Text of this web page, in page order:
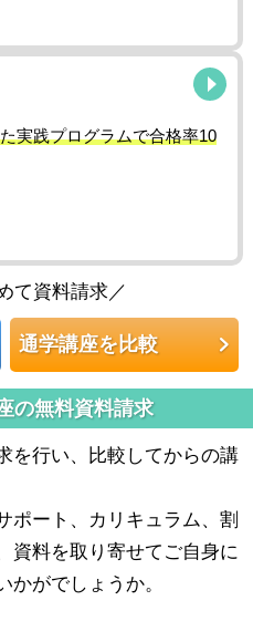
実践プログラムで合格率10
て資料請求／
通学講座を比較
の無料資料請求
を行い、比較してからの講
ポート、カリキュラム、割
資料を取り寄せてご自身に
かがでしょうか。